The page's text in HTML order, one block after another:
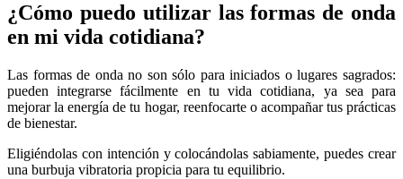
¿Cómo puedo utilizar las formas de onda
en mi vida cotidiana?
Las formas de onda no son sólo para iniciados o lugares sagrados:
pueden integrarse fácilmente en tu vida cotidiana, ya sea para
mejorar la energía de tu hogar, reenfocarte o acompañar tus prácticas
de bienestar.
Eligiéndolas con intención y colocándolas sabiamente, puedes crear
una burbuja vibratoria propicia para tu equilibrio.